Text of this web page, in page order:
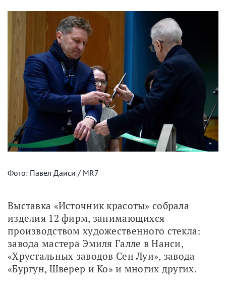
Фото: Павел Даиси / MR7
Выставка «Источник красоты» собрала
изделия 12 фирм, занимающихся
производством художественного стекла:
завода мастера Эмиля Галле в Нанси,
«Хрустальных заводов Сен Луи», завода
«Бургун, Шверер и Ко» и многих других.